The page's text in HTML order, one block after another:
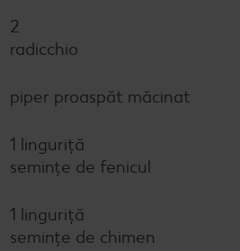
2
radicchio
piper proaspăt măcinat
1 linguriță
semințe de fenicul
1 linguriță
semințe de chimen